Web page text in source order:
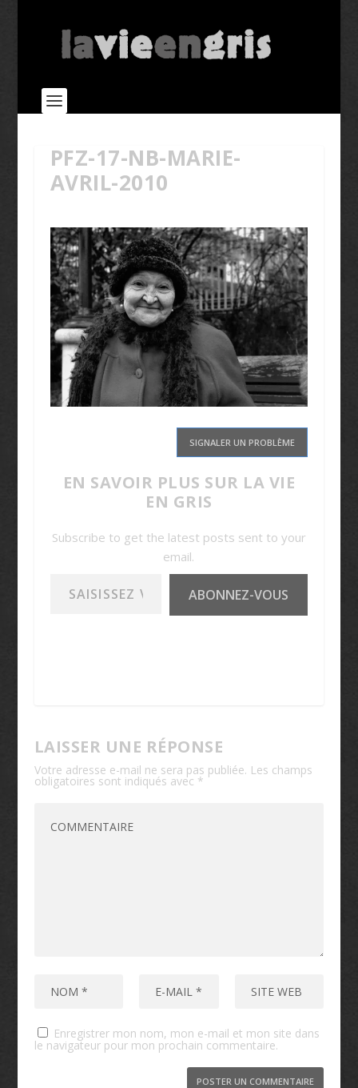
PFZ-17-NB-MARIE-
AVRIL-2010
SIGNALER UN PROBLÈME
EN SAVOIR PLUS SUR LA VIE
EN GRIS
Subscribe to get the latest posts sent to your
email.
ABONNEZ-VOUS
LAISSER UNE RÉPONSE
Votre adresse e-mail ne sera pas publiée. Les champs
obligatoires sont indiqués avec *
Enregistrer mon nom, mon e-mail et mon site dans
le navigateur pour mon prochain commentaire.